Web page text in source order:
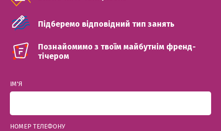
Підберемо відповідний тип занять
Познайомимо з твоїм майбутнім френд-
тічером
ІМ'Я
НОМЕР ТЕЛЕФОНУ